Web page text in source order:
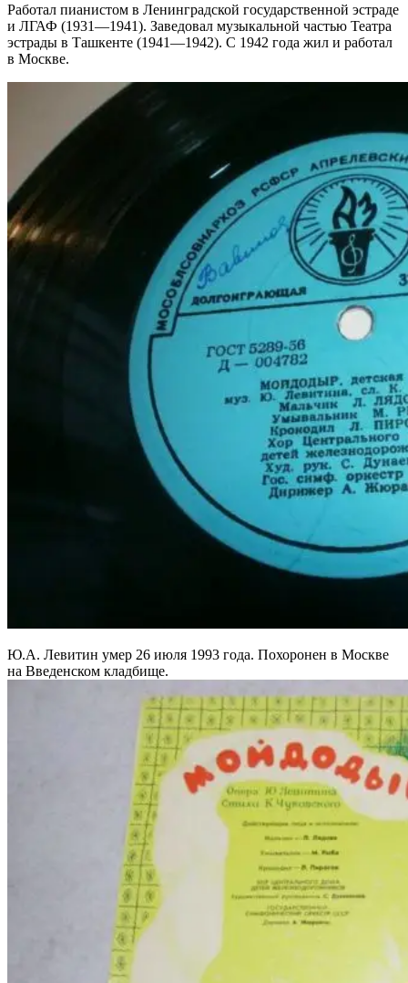
Работал пианистом в Ленинградской государственной эстраде
и ЛГАФ (1931—1941). Заведовал музыкальной частью Театра
эстрады в Ташкенте (1941—1942). С 1942 года жил и работал
в Москве.
Ю.А. Левитин умер 26 июля 1993 года. Похоронен в Москве
на Введенском кладбище.